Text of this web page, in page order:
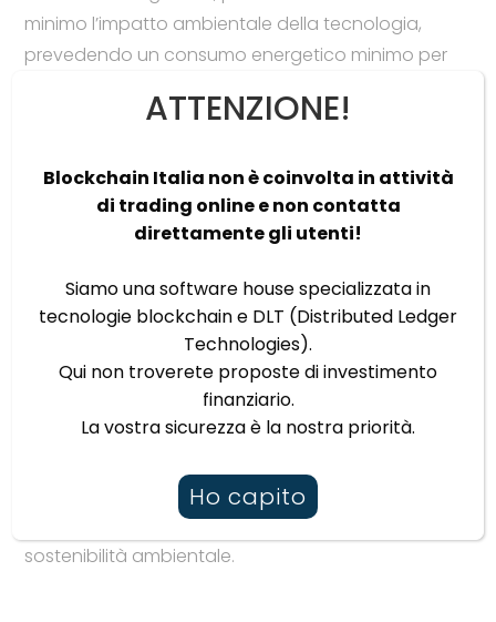
minimo l’impatto ambientale della tecnologia,
prevedendo un consumo energetico minimo per
status di azienda
Carbon Neutral
, Blockchain
Italia ha sottoscritto un accordo con
ClimateTradeper ridurre al minimo l’impatto sulle
climatica
, azienda leader nel campo della
tecnologia climatica, fornisce compensazioni di
carbonio trasparenti e tracciabili tramite l’utilizzo
della blockchain. Trimestralmente, ci affidiamo al
carbonio dei nostri processi attivi
compensare le emissioni, sostenendo progetti di
sostenibilità ambientale.
ATTENZIONE!
Blockchain Italia non è coinvolta in attività
di trading online e non contatta
direttamente gli utenti!
Siamo una software house specializzata in
tecnologie blockchain e DLT (Distributed Ledger
Technologies).
Qui non troverete proposte di investimento
finanziario.
La vostra sicurezza è la nostra priorità.
Ho capito